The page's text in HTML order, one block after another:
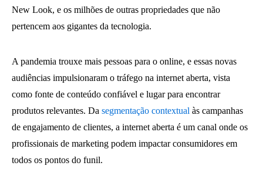
New Look, e os milhões de outras propriedades que não
pertencem aos gigantes da tecnologia.
A pandemia trouxe mais pessoas para o online, e essas novas
audiências impulsionaram o tráfego na internet aberta, vista
como fonte de conteúdo confiável e lugar para encontrar
produtos relevantes. Da segmentação contextual às campanhas
de engajamento de clientes, a internet aberta é um canal onde os
profissionais de marketing podem impactar consumidores em
todos os pontos do funil.